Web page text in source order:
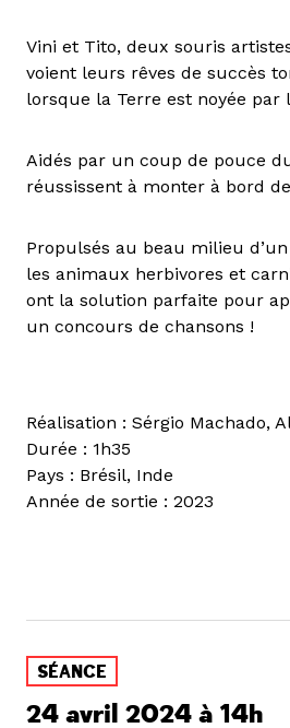
Vini et Tito, deux souris
voient leurs rêves de succès
lorsque la Terre est noyée par
Aidés par un coup de pouce
réussissent à monter à bord de
Propulsés au beau milieu
les animaux herbivores et
ont la solution parfaite pour
un concours de chansons !
Réalisation : Sérgio Machado,
Durée : 1h35
Pays : Brésil, Inde
Année de sortie : 2023
SÉANCE
24 avril 2024 à 14h